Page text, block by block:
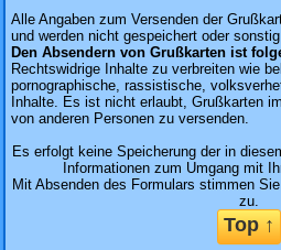
Alle Angaben zum Versenden der
und werden nicht gespeichert oder
Den Absendern von Grußkarten ist
Rechtswidrige Inhalte zu verbreiten wie
pornographische, rassistische,
Inhalte. Es ist nicht erlaubt, Grußkarten
von anderen Personen zu versenden.
Es erfolgt keine Speicherung der in
Informationen zum Umgang mit
Mit Absenden des Formulars stimmen
zu.
Top ↑